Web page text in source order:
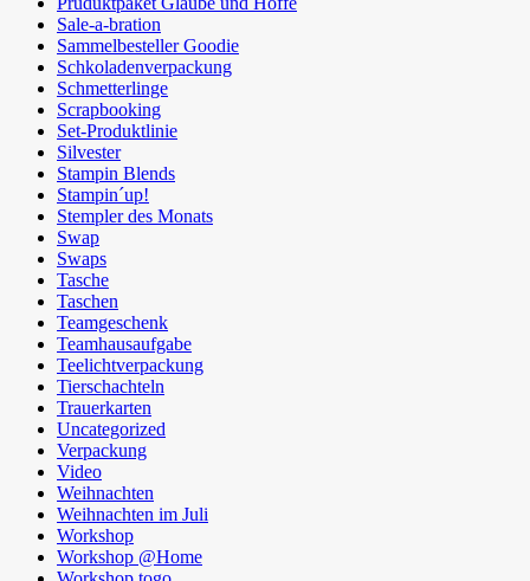
Sale-a-bration
Sammelbesteller Goodie
Schkoladenverpackung
Schmetterlinge
Scrapbooking
Set-Produktlinie
Silvester
Stampin Blends
Stampin´up!
Stempler des Monats
Swap
Swaps
Tasche
Taschen
Teamgeschenk
Teamhausaufgabe
Teelichtverpackung
Tierschachteln
Trauerkarten
Uncategorized
Verpackung
Video
Weihnachten
Weihnachten im Juli
Workshop
Workshop @Home